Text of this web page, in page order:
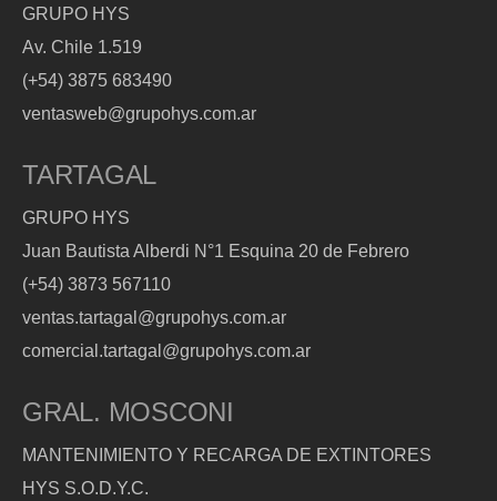
GRUPO HYS
Av. Chile 1.519
(+54) 3875 683490
ventasweb@grupohys.com.ar
TARTAGAL
GRUPO HYS
Juan Bautista Alberdi N°1 Esquina 20 de Febrero
(+54) 3873 567110
ventas.tartagal@grupohys.com.ar
comercial.tartagal@grupohys.com.ar
GRAL. MOSCONI
MANTENIMIENTO Y RECARGA DE EXTINTORES
HYS S.O.D.Y.C.